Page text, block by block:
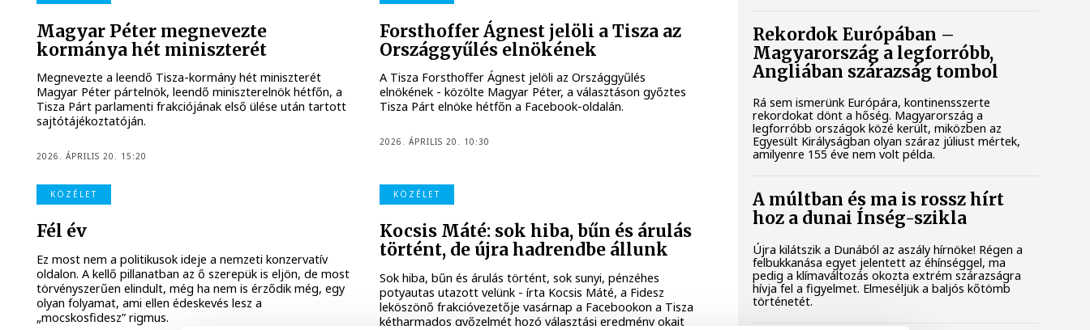
Magyar Péter megnevezte
kormánya hét miniszterét
Megnevezte a leendő Tisza-kormány hét miniszterét
Magyar Péter pártelnök, leendő miniszterelnök hétfőn, a
Tisza Párt parlamenti frakciójának első ülése után tartott
sajtótájékoztatóján.
2026. ÁPRILIS 20. 15:20
Forsthoffer Ágnest jelöli a Tisza az
Országgyűlés elnökének
A Tisza Forsthoffer Ágnest jelöli az Országgyűlés
elnökének - közölte Magyar Péter, a választáson győztes
Tisza Párt elnöke hétfőn a Facebook-oldalán.
2026. ÁPRILIS 20. 10:30
KÖZÉLET
Fél év
Ez most nem a politikusok ideje a nemzeti konzervatív
oldalon. A kellő pillanatban az ő szerepük is eljön, de most
törvényszerűen elindult, még ha nem is érződik még, egy
olyan folyamat, ami ellen édeskevés lesz a
„mocskosfidesz” rigmus.
KÖZÉLET
Kocsis Máté: sok hiba, bűn és árulás
történt, de újra hadrendbe állunk
Sok hiba, bűn és árulás történt, sok sunyi, pénzéhes
potyautas utazott velünk - írta Kocsis Máté, a Fidesz
leköszönő frakcióvezetője vasárnap a Facebookon a Tisza
kétharmados győzelmét hozó választási eredmény okait
Rekordok Európában –
Magyarország a legforróbb,
Angliában szárazság tombol
Rá sem ismerünk Európára, kontinensszerte
rekordokat dönt a hőség. Magyarország a
legforróbb országok közé került, miközben az
Egyesült Királyságban olyan száraz júliust mértek,
amilyenre 155 éve nem volt példa.
A múltban és ma is rossz hírt
hoz a dunai Ínség-szikla
Újra kilátszik a Dunából az aszály hírnöke! Régen a
felbukkanása egyet jelentett az éhínséggel, ma
pedig a klímaváltozás okozta extrém szárazságra
hívja fel a figyelmet. Elmeséljük a baljós kőtömb
történetét.